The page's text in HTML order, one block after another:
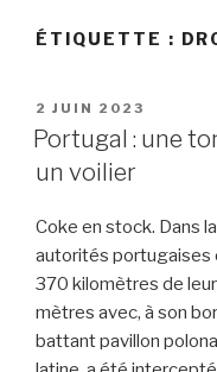
ÉTIQUETTE :
PUBLIÉ
LE
2 JUIN 2023
Portugal : une
un voilier
Coke en stock. Dans
autorités portugaises
370 kilomètres de
mètres avec, à son
battant pavillon